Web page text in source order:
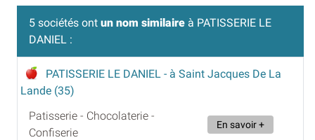
5 sociétés ont un nom similaire à PATISSERIE LE
DANIEL :
PATISSERIE LE DANIEL - à Saint Jacques De La
Lande (35)
Patisserie - Chocolaterie -
Confiserie
En savoir +